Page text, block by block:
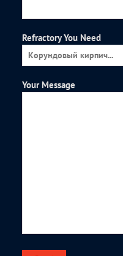
Refractory You Need
Your Message